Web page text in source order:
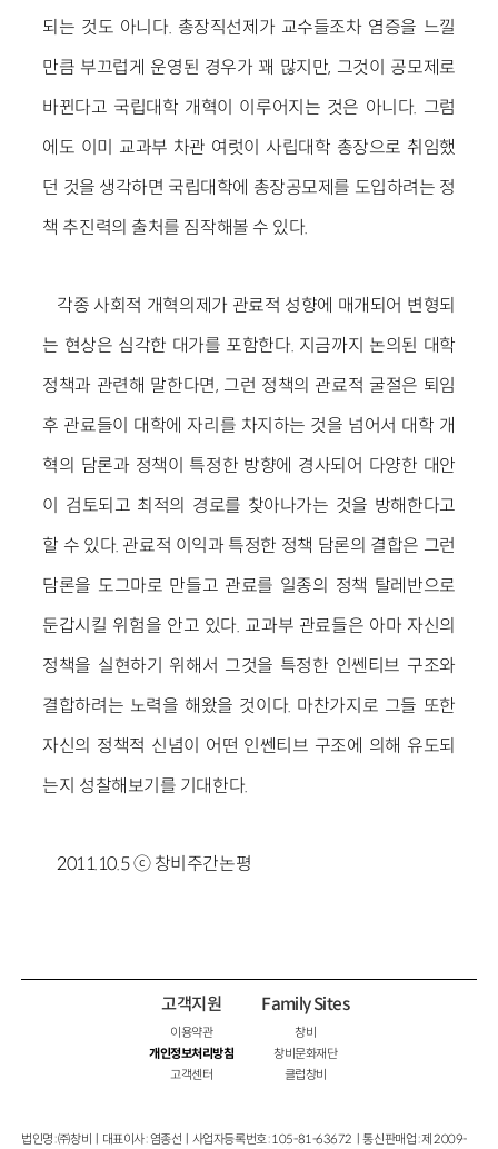
되는 것도 아니다. 총장직선제가 교수들조차 염증을 느낄
만큼 부끄럽게 운영된 경우가 꽤 많지만, 그것이 공모제로
바뀐다고 국립대학 개혁이 이루어지는 것은 아니다. 그럼
에도 이미 교과부 차관 여럿이 사립대학 총장으로 취임했
던 것을 생각하면 국립대학에 총장공모제를 도입하려는 정
책 추진력의 출처를 짐작해볼 수 있다.
각종 사회적 개혁의제가 관료적 성향에 매개되어 변형되
는 현상은 심각한 대가를 포함한다. 지금까지 논의된 대학
정책과 관련해 말한다면, 그런 정책의 관료적 굴절은 퇴임
후 관료들이 대학에 자리를 차지하는 것을 넘어서 대학 개
혁의 담론과 정책이 특정한 방향에 경사되어 다양한 대안
이 검토되고 최적의 경로를 찾아나가는 것을 방해한다고
할 수 있다. 관료적 이익과 특정한 정책 담론의 결합은 그런
담론을 도그마로 만들고 관료를 일종의 정책 탈레반으로
둔갑시킬 위험을 안고 있다. 교과부 관료들은 아마 자신의
정책을 실현하기 위해서 그것을 특정한 인쎈티브 구조와
결합하려는 노력을 해왔을 것이다. 마찬가지로 그들 또한
자신의 정책적 신념이 어떤 인쎈티브 구조에 의해 유도되
는지 성찰해보기를 기대한다.
2011.10.5 ⓒ 창비주간논평
고객지원
이용약관
개인정보처리방침
고객센터
Family Sites
창비
창비문화재단
클럽창비
법인명 : ㈜창비ㅣ대표이사 : 염종선ㅣ사업자등록번호 : 105-81-63672ㅣ통신판매업 : 제 2009-